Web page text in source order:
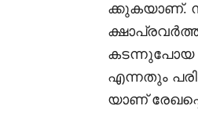
ക്കുകയാണ്.
കടന്നുപോയ
എന്നതും
യാണ്